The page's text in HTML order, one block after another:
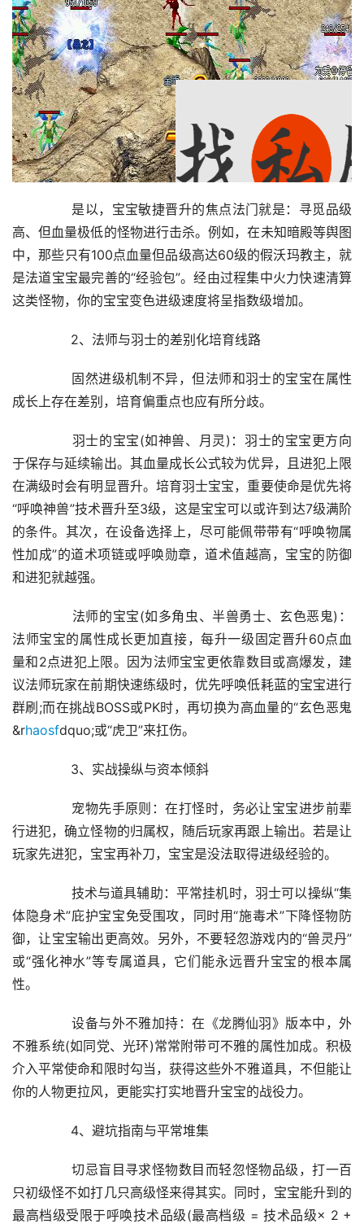
高、但血量极低的怪物进行击杀。例如，在未知暗殿等舆图
中，那些只有100点血量但品级高达60级的假沃玛教主，就
是法道宝宝最完善的“经验包”。经由过程集中火力快速清算
这类怪物，你的宝宝变色进级速度将呈指数级增加。
	　　2、法师与羽士的差别化培育线路
成长上存在差别，培育偏重点也应有所分歧。
于保存与延续输出。其血量成长公式较为优异，且进犯上限
在满级时会有明显晋升。培育羽士宝宝，重要使命是优先将
“呼唤神兽”技术晋升至3级，这是宝宝可以或许到达7级满阶
的条件。其次，在设备选择上，尽可能佩带带有“呼唤物属
性加成”的道术项链或呼唤勋章，道术值越高，宝宝的防御
和进犯就越强。
法师宝宝的属性成长更加直接，每升一级固定晋升60点血
量和2点进犯上限。因为法师宝宝更依靠数目或高爆发，建
议法师玩家在前期快速练级时，优先呼唤低耗蓝的宝宝进行
群刷;而在挑战BOSS或PK时，再切换为高血量的“玄色恶鬼
&rhaosfdquo;或“虎卫”来扛伤。
	　　3、实战操纵与资本倾斜
行进犯，确立怪物的归属权，随后玩家再跟上输出。若是让
玩家先进犯，宝宝再补刀，宝宝是没法取得进级经验的。
体隐身术”庇护宝宝免受围攻，同时用“施毒术”下降怪物防
御，让宝宝输出更高效。另外，不要轻忽游戏内的“兽灵丹”
或“强化神水”等专属道具，它们能永远晋升宝宝的根本属
性。
不雅系统(如同党、光环)常常附带可不雅的属性加成。积极
介入平常使命和限时勾当，获得这些外不雅道具，不但能让
你的人物更拉风，更能实打实地晋升宝宝的战役力。
	　　4、避坑指南与平常堆集
只初级怪不如打几只高级怪来得其实。同时，宝宝能升到的
最高档级受限于呼唤技术品级(最高档级 = 技术品级× 2 +